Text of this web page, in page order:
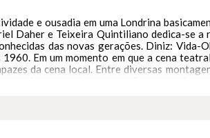
e ousadia em uma Londrina
Daher e Teixeira Quintiliano dedica-se
das novas gerações. Diniz: Vida-
Em um momento em que a cena
da cena local. Entre diversas